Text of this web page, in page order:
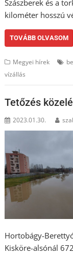
Szászberek és a
kilométer hosszú
TOVÁBB OLVASOM
Megyei hírek
vízállás
Tetőzés
2023.01.30.
Hortobágy-
Kisköre-alsónál